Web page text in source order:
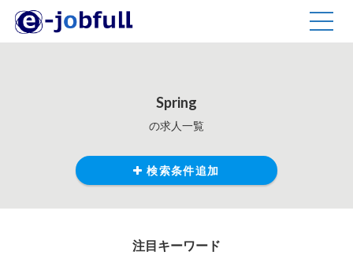
Spring
の求人一覧
検索条件追加
注目キーワード